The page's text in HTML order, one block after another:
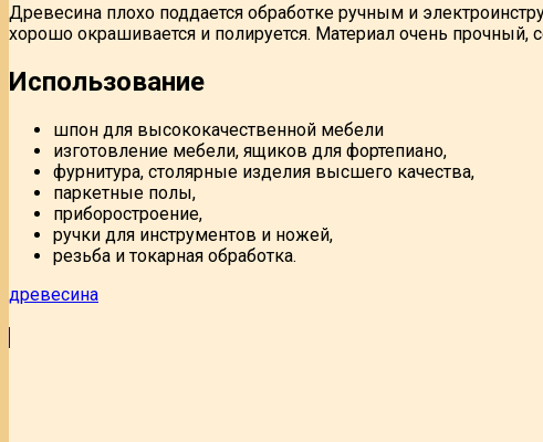
Древесина плохо поддается обработке ручным и
хорошо окрашивается и полируется. Материал очень прочный,
Использование
шпон для высококачественной мебели
изготовление мебели, ящиков для фортепиано,
фурнитура, столярные изделия высшего качества,
паркетные полы,
приборостроение,
ручки для инструментов и ножей,
резьба и токарная обработка.
древесина